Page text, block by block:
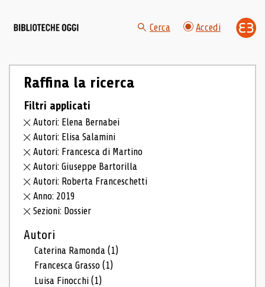
Cerca Accedi
Raffina la ricerca
Filtri applicati
Autori: Elena Bernabei
Autori: Elisa Salamini
Autori: Francesca di Martino
Autori: Giuseppe Bartorilla
Autori: Roberta Franceschetti
Anno: 2019
Sezioni: Dossier
Autori
Caterina Ramonda(1)
Francesca Grasso(1)
Luisa Finocchi(1)